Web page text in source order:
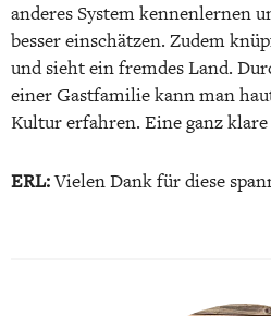
anderes System kennenlernen
besser einschätzen. Zudem
und sieht ein fremdes Land.
einer Gastfamilie kann man
Kultur erfahren. Eine ganz
ERL:Vielen Dank für diese